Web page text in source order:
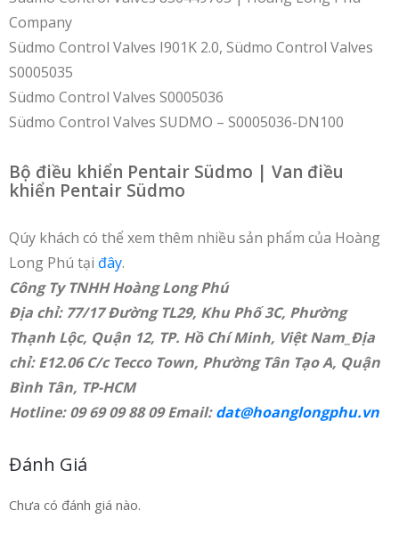
Company
Südmo Control Valves I901K 2.0, Südmo Control Valves
S0005035
Südmo Control Valves S0005036
Südmo Control Valves SUDMO – S0005036-DN100
Bộ điều khiển Pentair Südmo | Van điều
khiển Pentair Südmo
Qúy khách có thể xem thêm nhiều sản phẩm của Hoàng
Long Phú tại đây.
Công Ty TNHH Hoàng Long Phú
Địa chỉ: 77/17 Đường TL29, Khu Phố 3C, Phường
Thạnh Lộc, Quận 12, TP. Hồ Chí Minh, Việt Nam_Địa
chỉ: E12.06 C/c Tecco Town, Phường Tân Tạo A, Quận
Bình Tân, TP-HCM
Hotline: 09 69 09 88 09 Email:dat@hoanglongphu.vn
Đánh Giá
Chưa có đánh giá nào.